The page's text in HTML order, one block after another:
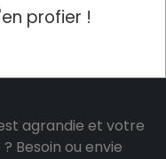
agrandie et votre
Besoin ou envie
profier !